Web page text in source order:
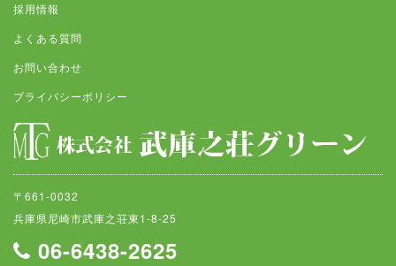
採用情報
よくある質問
お問い合わせ
プライバシーポリシー
〒661-0032
兵庫県尼崎市武庫之荘東1-8-25
06-6438-2625